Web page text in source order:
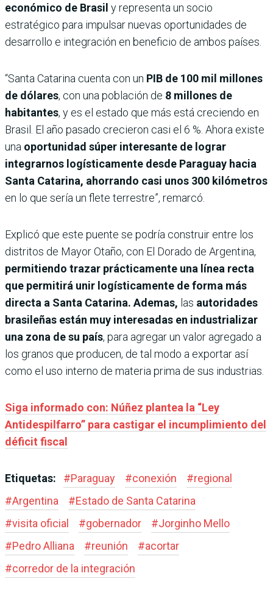
económico de Brasil y representa un socio
estratégico para impulsar nuevas oportunidades de
desarrollo e integración en beneficio de ambos países.
“Santa Catarina cuenta con un PIB de 100 mil millones
de dólares, con una población de 8 millones de
habitantes, y es el estado que más está creciendo en
Brasil. El año pasado crecieron casi el 6 %. Ahora existe
una oportunidad súper interesante de lograr
integrarnos logísticamente desde Paraguay hacia
Santa Catarina, ahorrando casi unos 300 kilómetros
en lo que sería un flete terrestre”, remarcó.
Explicó que este puente se podría construir entre los
distritos de Mayor Otaño, con El Dorado de Argentina,
permitiendo trazar prácticamente una línea recta
que permitirá unir logísticamente de forma más
directa a Santa Catarina. Ademas, las autoridades
brasileñas están muy interesadas en industrializar
una zona de su país, para agregar un valor agregado a
los granos que producen, de tal modo a exportar así
como el uso interno de materia prima de sus industrias.
Siga informado con: Núñez plantea la “Ley
Antidespilfarro” para castigar el incumplimiento del
déficit fiscal
Etiquetas: #Paraguay #conexión #regional
#Argentina #Estado de Santa Catarina
#visita oficial #gobernador #Jorginho Mello
#Pedro Alliana #reunión #acortar
#corredor de la integración